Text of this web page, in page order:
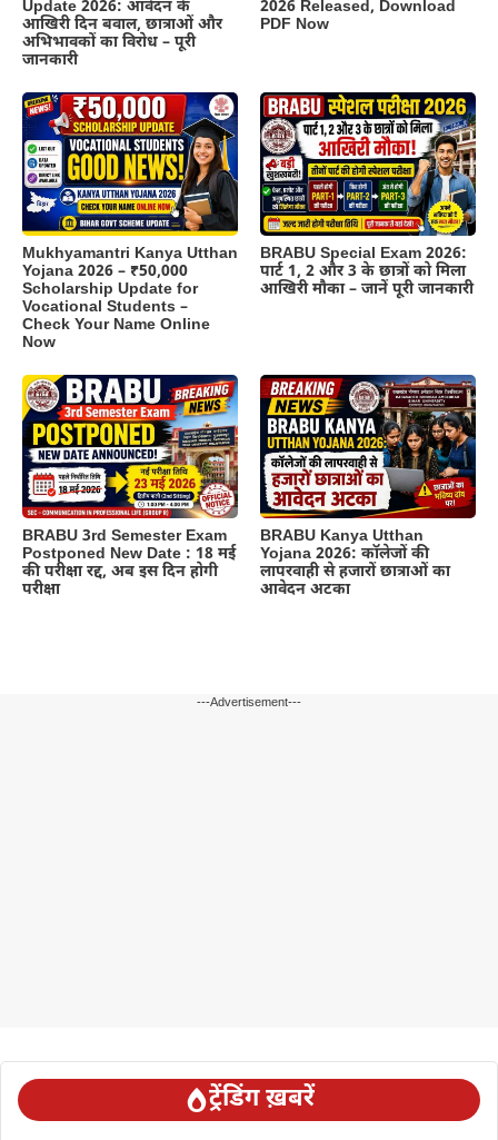
Update 2026: आवेदन के
आखिरी दिन बवाल, छात्राओं और
अभिभावकों का विरोध – पूरी
जानकारी
2026 Released, Download
PDF Now
Mukhyamantri Kanya Utthan
Yojana 2026 – ₹50,000
Scholarship Update for
Vocational Students –
Check Your Name Online
Now
BRABU Special Exam 2026:
पार्ट 1, 2 और 3 के छात्रों को मिला
आखिरी मौका – जानें पूरी जानकारी
BRABU 3rd Semester Exam
Postponed New Date : 18 मई
की परीक्षा रद्द, अब इस दिन होगी
परीक्षा
BRABU Kanya Utthan
Yojana 2026: कॉलेजों की
लापरवाही से हजारों छात्राओं का
आवेदन अटका
---Advertisement---
ट्रेंडिंग ख़बरें